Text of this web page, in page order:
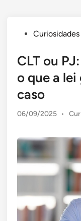
PostedCuriosidades
CLT ou
o que a
caso
06/09/2025 •